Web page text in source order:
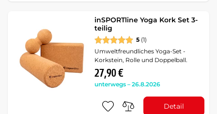
inSPORTline Yoga Kork Set 3-
teilig
5 (1)
Umweltfreundliches Yoga-Set -
Korkstein, Rolle und Doppelball.
27,90 €
unterwegs – 26.8.2026
Detail